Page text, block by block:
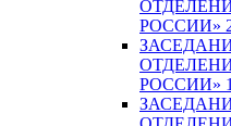
РОССИИ»
РОССИИ»